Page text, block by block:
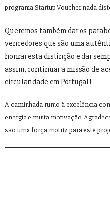
programa Startup Voucher nada
Queremos também dar os
vencedores que são uma
honrar esta distinção e dar
assim, continuar a missão de
circularidade em Portugal!
A caminhada rumo à excelência
energia e muita motivação.
são uma força motriz para este